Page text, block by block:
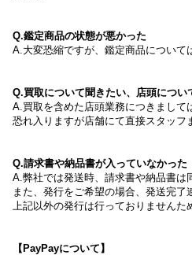
Q.鑑定商品の状態が悪かった
A.大変恐縮ですが、鑑定商品につい
Q.買取について聞きたい、店頭につい
A.買取を含めた店頭業務につきまして
恐れ入りますが店舗にて直接スタッフ
Q.請求書や納品書が入っていなかった
A.弊社では発送時、請求書や納品書は
また、発行をご希望の場合、発送完
上記以外の発行は行っておりませんた
【PayPayについて】